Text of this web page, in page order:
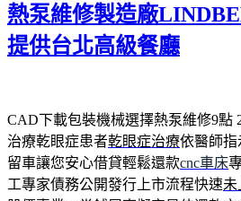
於
熱泵維修製造廠
提供台北高級餐廳
CAD下載包裝機械選擇熱泵維修9點
治療乾眼症患者乾眼症治療依醫師指
留車讓您安心借貸輕鬆還款cnc車床
工專家債務公開發行上市流程快速未